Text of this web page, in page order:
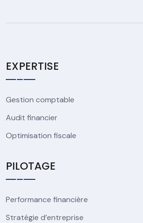
EXPERTISE
Gestion comptable
Audit financier
Optimisation fiscale
PILOTAGE
Performance financière
Stratégie d’entreprise